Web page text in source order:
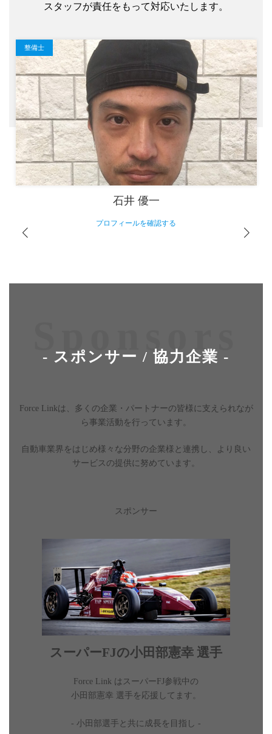
スタッフが責任をもって対応いたします。
整備士
石井 優一
プロフィールを確認する
Sponsors
- スポンサー / 協力企業 -
Force Linkは、多くの企業・パートナーの皆様に支えられなが
ら事業活動を行っています。
自動車業界をはじめ様々な分野の企業様と連携し、より良い
サービスの提供に努めています。
スポンサー
スーパーFJの小田部憲幸 選手
Force Link はスーパーFJ参戦中の
小田部憲幸 選手を応援してます。
- 小田部選手と共に成長を目指し -